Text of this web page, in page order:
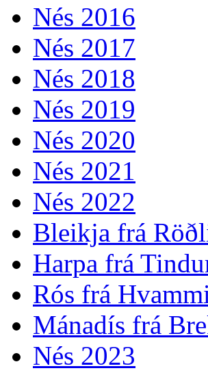
Nés 2016
Nés 2017
Nés 2018
Nés 2019
Nés 2020
Nés 2021
Nés 2022
Bleikja frá
Harpa frá
Rós frá
Mánadís frá
Nés 2023